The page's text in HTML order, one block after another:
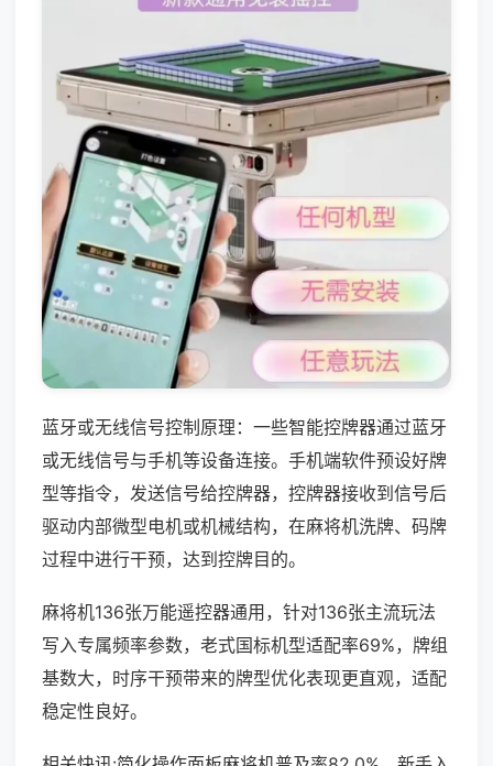
蓝牙或无线信号控制原理：一些智能控牌器通过蓝牙
或无线信号与手机等设备连接。手机端软件预设好牌
型等指令，发送信号给控牌器，控牌器接收到信号后
驱动内部微型电机或机械结构，在麻将机洗牌、码牌
过程中进行干预，达到控牌目的。
麻将机136张万能遥控器通用，针对136张主流玩法
写入专属频率参数，老式国标机型适配率69%，牌组
基数大，时序干预带来的牌型优化表现更直观，适配
稳定性良好。